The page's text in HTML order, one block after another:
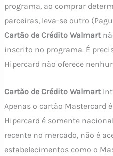
programa, ao comprar
parceiras, leva-se outro
Cartão de Crédito Walmart
inscrito no programa. É
Hipercard não oferece
Cartão de Crédito Walmart
Apenas o cartão Mastercard
Hipercard é somente
recente no mercado, não é
estabelecimentos como o